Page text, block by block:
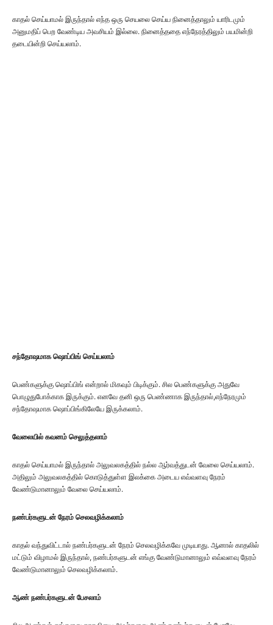
காதல் செய்யாமல் இருந்தால் எந்த ஒரு செயலை செய்ய நினைத்தாலும் யாரிடமும்
அனுமதிப் பெற வேண்டிய அவசியம் இல்லை. நினைத்ததை எந்நேரத்திலும் பயமின்றி
தடையின்றி செய்யலாம்.
சந்தோஷமாக ஷொப்பிங் செய்யலாம்
பெண்களுக்கு ஷொப்பிங் என்றால் மிகவும் பிடிக்கும். சில பெண்களுக்கு அதுவே
பொழுதுபோக்காக இருக்கும். எனவே தனி ஒரு பெண்ணாக இருந்தால்,எந்நேரமும்
சந்தோஷமாக ஷொப்பிங்கிலேயே இருக்கலாம்.
வேலையில் கவனம் செலுத்தலாம்
காதல் செய்யாமல் இருந்தால் அலுவலகத்தில் நல்ல ஆர்வத்துடன் வேலை செய்யலாம்.
அதிலும் அலுவலகத்தில் கொடுத்துள்ள இலக்கை அடைய எவ்வளவு நேரம்
வேண்டுமானாலும் வேலை செய்யலாம்.
நண்பர்களுடன் நேரம் செலவழிக்கலாம்
காதல் வந்துவிட்டால் நண்பர்களுடன் நேரம் செலவழிக்கவே முடியாது. ஆனால் காதலில்
மட்டும் விழாமல் இருந்தால், நண்பர்களுடன் எங்கு வேண்டுமானாலும் எவ்வளவு நேரம்
வேண்டுமானாலும் செலவழிக்கலாம்.
ஆண் நண்பர்களுடன் பேசலாம்